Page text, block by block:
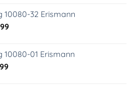
is:
€ 9,99.
10080-32 Erismann
Huidige
€ 5,99.
10080-01 Erismann
Huidige